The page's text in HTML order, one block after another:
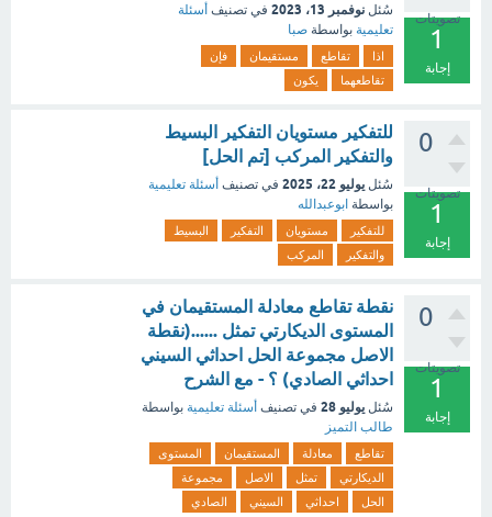
تصويتات
1
إجابة
سُئل نوفمبر 13، 2023 في تصنيف أسئلة
تعليمية بواسطة صبا
اذا تقاطع مستقيمان
فإن
تقاطعهما
يكون
0
تصويتات
1
إجابة
للتفكير مستويان التفكير البسيط
والتفكير المركب [تم الحل]
سُئل يوليو 22، 2025 في تصنيف أسئلة تعليمية
بواسطة ابوعبدالله
للتفكير مستويان التفكير
البسيط
والتفكير
المركب
0
تصويتات
1
إجابة
نقطة تقاطع معادلة المستقيمان في
المستوى الديكارتي تمثل ......(نقطة
الاصل مجموعة الحل احداثي السيني
احداثي الصادي) ؟ - مع الشرح
سُئل يوليو 28 في تصنيف أسئلة تعليمية بواسطة
طالب التميز
تقاطع معادلة المستقيمان
المستوى
الديكارتي
تمثل الاصل
مجموعة
الحل
احداثي السيني الصادي